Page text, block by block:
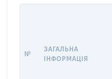
№
ЗАГАЛЬНА
ІНФОРМАЦІЯ